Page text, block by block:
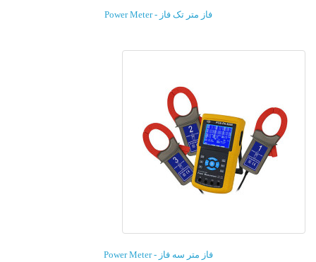
فاز متر تک فاز - Power Meter
فاز متر سه فاز - Power Meter